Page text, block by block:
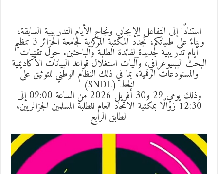
استنادًا إلى التفاعل الإيجابي ونجاح الأيام التدريبية السابقة،
وبناءً على طلباتكم، تُجدّد المكتبة المركزية لجامعة الجزائر 3 تنظيم
أيام تدريبية جديدة لفائدة الطلبة والباحثين. حول تقنيات
البحث الببليوغرافي، وآليات استغلال قواعد البيانات الأكاديمية
والمستودعات الرقمية، بما في ذلك النظام الوطني للتوثيق على
الخط (SNDL)
وذلك يومي 29 و30 أفريل 2026 من الساعة 09:00 إلى
12:30 زوالًا بمكتبة الاتحاد العام للطلبة المسلمين الجزائريين،
الطابق الرابع